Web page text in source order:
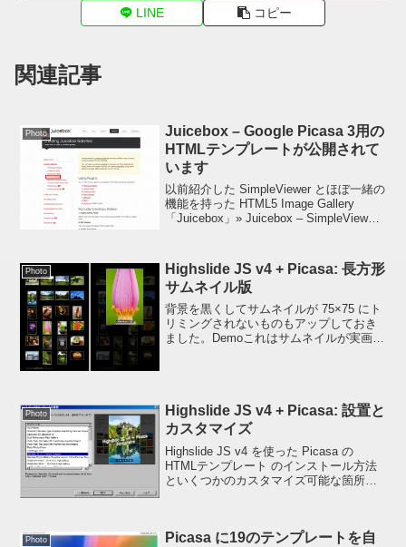
LINE
コピー
関連記事
Photo
Juicebox – Google Picasa 3用の
HTMLテンプレートが公開されて
います
以前紹介した SimpleViewer とほぼ一緒の
機能を持った HTML5 Image Gallery
「Juicebox」» Juicebox – SimpleViewer
Photo
Highslide JS v4 + Picasa: 長方形
サムネイル版
背景を黒くしてサムネイルが 75×75 にト
リミングされないものもアップしておき
ました。Demoこれはサムネイルが実画像
Photo
Highslide JS v4 + Picasa: 設置と
カスタマイズ
Highslide JS v4 を使った Picasa の
HTMLテンプレート のインストール方法
といくつかのカスタマイズ可能な箇所に
Photo
Picasa に19のテンプレートを自